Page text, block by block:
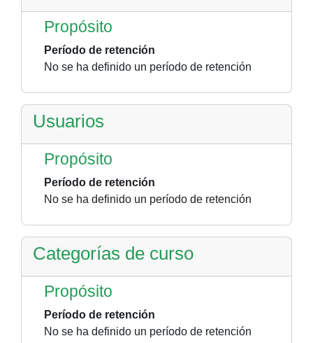
Propósito
Período de retención
No se ha definido un período de retención
Usuarios
Propósito
Período de retención
No se ha definido un período de retención
Categorías de curso
Propósito
Período de retención
No se ha definido un período de retención